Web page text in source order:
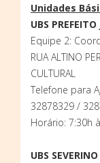
Unidades
UBS
Equipe 2:
RUA ALTINO
CULTURAL
Telefone para
32878329 /
Horário: 7:30h
UBS